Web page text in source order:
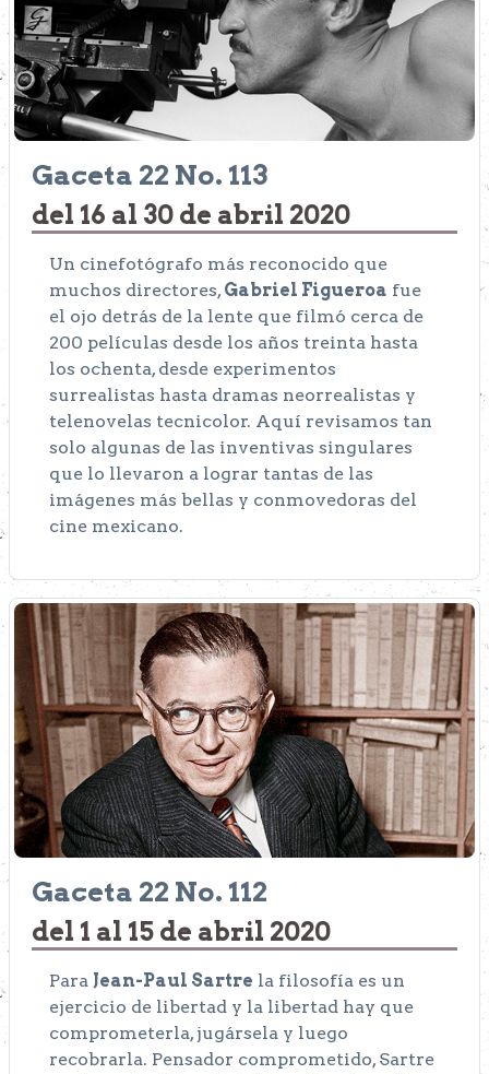
Gaceta 22 No. 113
del 16 al 30 de abril 2020
Un cinefotógrafo más reconocido que
muchos directores, Gabriel Figueroa fue
el ojo detrás de la lente que filmó cerca de
200 películas desde los años treinta hasta
los ochenta, desde experimentos
surrealistas hasta dramas neorrealistas y
telenovelas tecnicolor. Aquí revisamos tan
solo algunas de las inventivas singulares
que lo llevaron a lograr tantas de las
imágenes más bellas y conmovedoras del
cine mexicano.
Gaceta 22 No. 112
del 1 al 15 de abril 2020
Para Jean-Paul Sartre la filosofía es un
ejercicio de libertad y la libertad hay que
comprometerla, jugársela y luego
recobrarla. Pensador comprometido, Sartre